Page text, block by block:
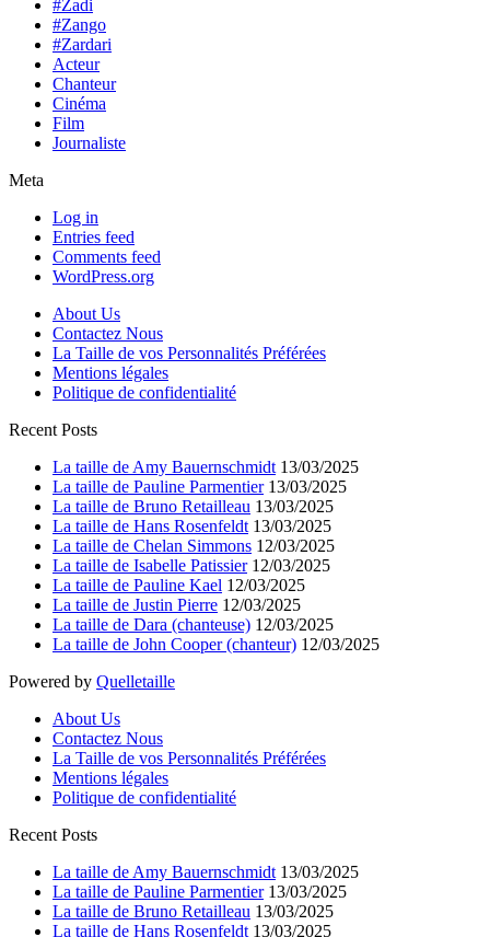
#Zadi
#Zango
#Zardari
Acteur
Chanteur
Cinéma
Film
Journaliste
Meta
Log in
Entries feed
Comments feed
WordPress.org
About Us
Contactez Nous
La Taille de vos Personnalités Préférées
Mentions légales
Politique de confidentialité
Recent Posts
La taille de Amy Bauernschmidt 13/03/2025
La taille de Pauline Parmentier 13/03/2025
La taille de Bruno Retailleau 13/03/2025
La taille de Hans Rosenfeldt 13/03/2025
La taille de Chelan Simmons 12/03/2025
La taille de Isabelle Patissier 12/03/2025
La taille de Pauline Kael 12/03/2025
La taille de Justin Pierre 12/03/2025
La taille de Dara (chanteuse) 12/03/2025
La taille de John Cooper (chanteur) 12/03/2025
Powered by Quelletaille
About Us
Contactez Nous
La Taille de vos Personnalités Préférées
Mentions légales
Politique de confidentialité
Recent Posts
La taille de Amy Bauernschmidt 13/03/2025
La taille de Pauline Parmentier 13/03/2025
La taille de Bruno Retailleau 13/03/2025
La taille de Hans Rosenfeldt 13/03/2025